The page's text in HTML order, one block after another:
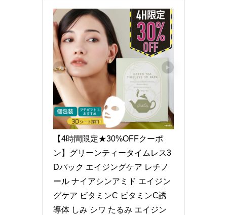
【4時間限定★30%OFFクーポ
ン】グリーンティータイムレス3
Dパック エイジングケア レチノ
ール ナイアシンアミド エイジン
グケア ビタミンC ビタミンC誘
導体 しみ シワ たるみ エイジン